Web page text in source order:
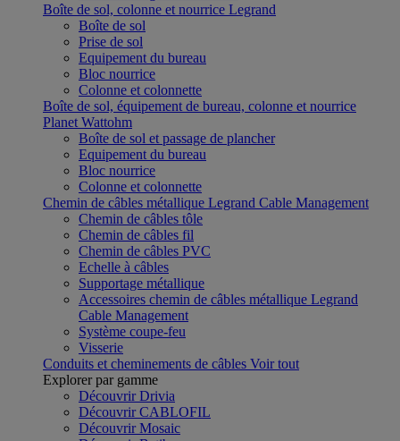
Boîte de sol, colonne et nourrice Legrand
Boîte de sol
Prise de sol
Equipement du bureau
Bloc nourrice
Colonne et colonnette
Boîte de sol, équipement de bureau, colonne et nourrice
Planet Wattohm
Boîte de sol et passage de plancher
Equipement du bureau
Bloc nourrice
Colonne et colonnette
Chemin de câbles métallique Legrand Cable Management
Chemin de câbles tôle
Chemin de câbles fil
Chemin de câbles PVC
Echelle à câbles
Supportage métallique
Accessoires chemin de câbles métallique Legrand
Cable Management
Système coupe-feu
Visserie
Conduits et cheminements de câbles Voir tout
Explorer par gamme
Découvrir Drivia
Découvrir CABLOFIL
Découvrir Mosaic